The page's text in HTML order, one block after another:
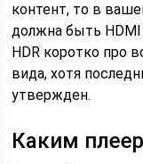
контент, то в
должна быть HDMI
HDR коротко про
вида, хотя
утвержден.
Каким